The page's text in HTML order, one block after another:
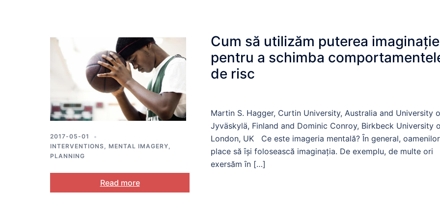
2017-05-01
INTERVENTIONS, MENTAL IMAGERY,
PLANNING
Cum să utilizăm puterea
pentru a schimba
de risc
Martin S. Hagger, Curtin University, Australia and University
Jyväskylä, Finland and Dominic Conroy, Birkbeck University
London, UK Ce este imageria mentală? Ȋn general,
place să ȋşi folosească imaginaţia. De exemplu, de multe ori
exersăm ȋn […]
Read more